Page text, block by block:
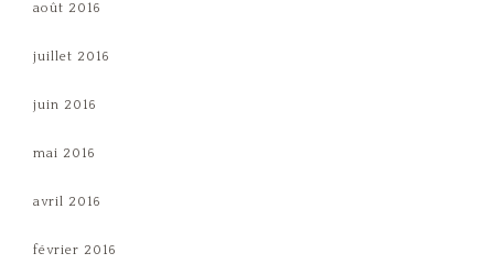
août 2016
juillet 2016
juin 2016
mai 2016
avril 2016
février 2016